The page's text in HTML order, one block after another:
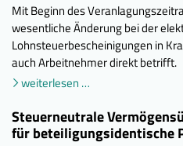
Mit Beginn des
wesentliche Änderung bei der
Lohnsteuerbescheinigungen in
auch Arbeitnehmer direkt betrifft.
weiterlesen …
Steuerneutrale
für beteiligungsidentische